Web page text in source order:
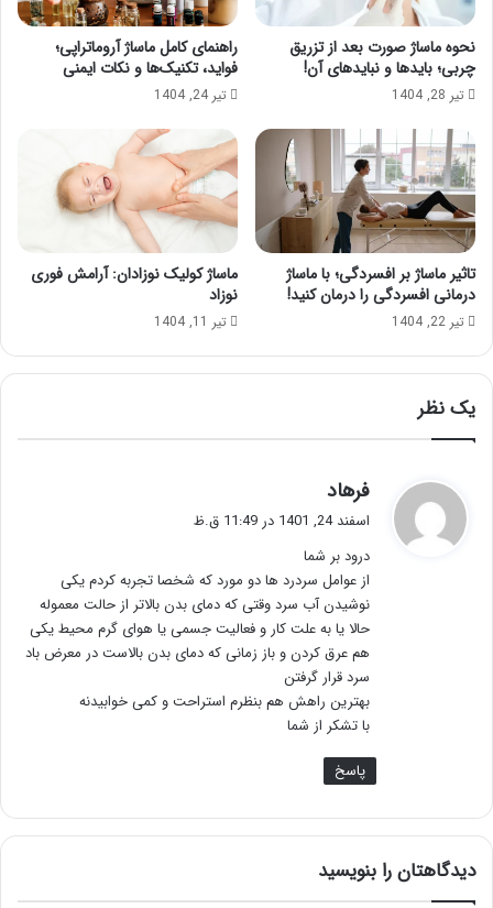
نحوه ماساژ صورت بعد از تزریق
چربی؛ بایدها و نبایدهای آن!
تیر 28, 1404
راهنمای کامل ماساژ آروماتراپی؛
فواید، تکنیک‌ها و نکات ایمنی
تیر 24, 1404
تاثیر ماساژ بر افسردگی؛ با ماساژ
درمانی افسردگی را درمان کنید!
تیر 22, 1404
ماساژ کولیک نوزادان: آرامش فوری
نوزاد
تیر 11, 1404
یک نظر
فرهاد
ف
:
اسفند 24, 1401 در 11:49 ق.ظ
درود بر شما
از عوامل سردرد ها دو مورد که شخصا تجربه کردم یکی
نوشیدن آب سرد وقتی که دمای بدن بالاتر از حالت معموله
حالا یا به علت کار و فعالیت جسمی یا هوای گرم محیط یکی
هم عرق کردن و باز زمانی که دمای بدن بالاست در معرض باد
سرد قرار گرفتن
بهترین راهش هم بنظرم استراحت و کمی خوابیدنه
با تشکر از شما
پاسخ
دیدگاهتان را بنویسید